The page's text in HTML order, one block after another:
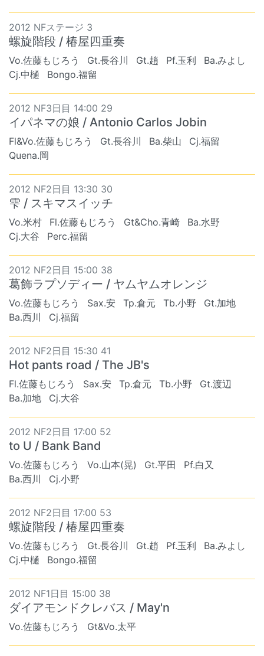
2012 NFステージ 3
螺旋階段 / 椿屋四重奏
Vo.佐藤もじろう Gt.長谷川 Gt.趙 Pf.玉利
Ba.みよし
Cj.中樋
Bongo.福留
2012 NF3日目 14:00 29
イパネマの娘 / Antonio Carlos Jobin
Fl&Vo.佐藤もじろう Gt.長谷川 Ba.柴山
Cj.福留
Quena.岡
2012 NF2日目 13:30 30
雫 / スキマスイッチ
Vo.米村 Fl.佐藤もじろう Gt&Cho.青崎
Ba.水野
Cj.大谷
Perc.福留
2012 NF2日目 15:00 38
葛飾ラプソディー / ヤムヤムオレンジ
Vo.佐藤もじろう Sax.安 Tp.倉元 Tb.小野
Gt.加地
Ba.西川
Cj.福留
2012 NF2日目 15:30 41
Hot pants road / The JB's
Fl.佐藤もじろう Sax.安 Tp.倉元 Tb.小野
Gt.渡辺
Ba.加地
Cj.大谷
2012 NF2日目 17:00 52
to U / Bank Band
Vo.佐藤もじろう Vo.山本(晃) Gt.平田
Pf.白又
Ba.西川
Cj.小野
2012 NF2日目 17:00 53
螺旋階段 / 椿屋四重奏
Vo.佐藤もじろう Gt.長谷川 Gt.趙 Pf.玉利
Ba.みよし
Cj.中樋
Bongo.福留
2012 NF1日目 15:00 38
ダイアモンドクレバス / May'n
Vo.佐藤もじろう Gt&Vo.太平